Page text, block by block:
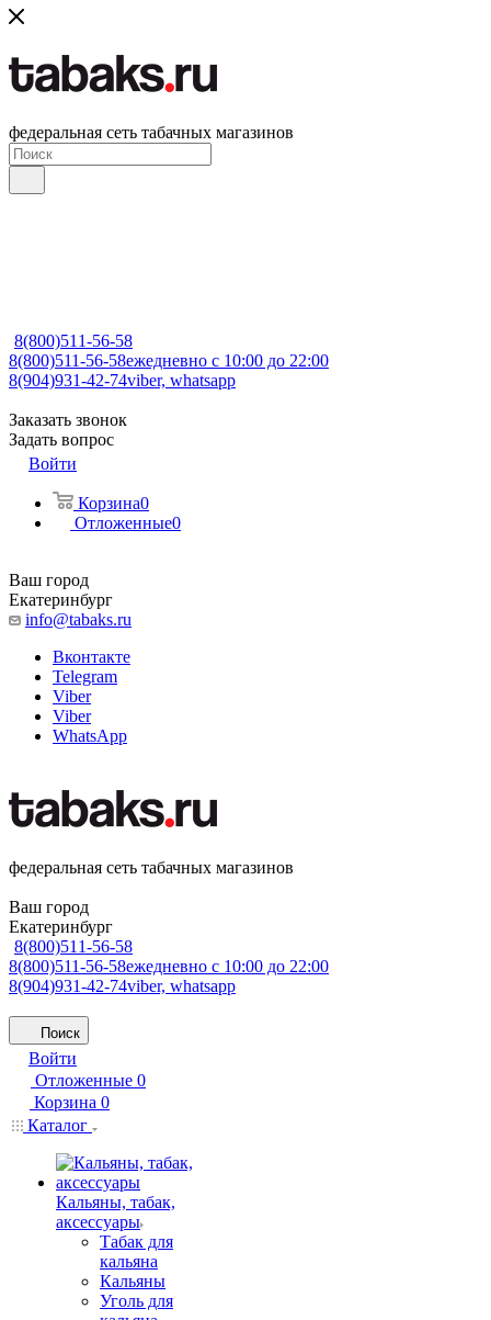
федеральная сеть табачных магазинов
8(800)511-56-58
8(800)511-56-58ежедневно с 10:00 до 22:00
8(904)931-42-74viber, whatsapp
Заказать звонок
Задать вопрос
Войти
Корзина0
Отложенные0
Ваш город
Екатеринбург
info@tabaks.ru
Вконтакте
Telegram
Viber
Viber
WhatsApp
федеральная сеть табачных магазинов
Ваш город
Екатеринбург
8(800)511-56-58
8(800)511-56-58ежедневно с 10:00 до 22:00
8(904)931-42-74viber, whatsapp
Поиск
Войти
Отложенные 0
Корзина 0
Каталог
Кальяны, табак,
аксессуары
Табак для
кальяна
Кальяны
Уголь для